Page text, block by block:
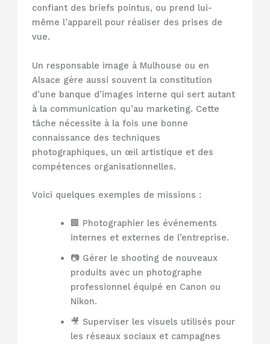
confiant des briefs pointus, ou prend lui-
même l’appareil pour réaliser des prises de
vue.
Un responsable image à Mulhouse ou en
Alsace gère aussi souvent la constitution
d’une banque d’images interne qui sert autant
à la communication qu’au marketing. Cette
tâche nécessite à la fois une bonne
connaissance des techniques
photographiques, un œil artistique et des
compétences organisationnelles.
Voici quelques exemples de missions :
🏢 Photographier les événements
internes et externes de l’entreprise.
📷 Gérer le shooting de nouveaux
produits avec un photographe
professionnel équipé en Canon ou
Nikon.
🎥 Superviser les visuels utilisés pour
les réseaux sociaux et campagnes